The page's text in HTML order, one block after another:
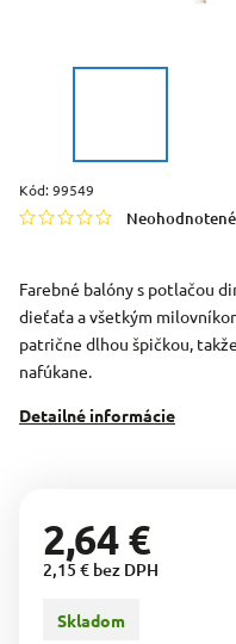
Kód:99549
Neohodnotené
Farebné balóny s potlačou
dieťaťa a všetkým
patrične dlhou špičkou,
nafúkane.
Detailné informácie
2,64 €
2,15 € bez DPH
Skladom